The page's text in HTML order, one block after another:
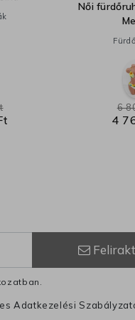
Női
4
6
Adatkezelési